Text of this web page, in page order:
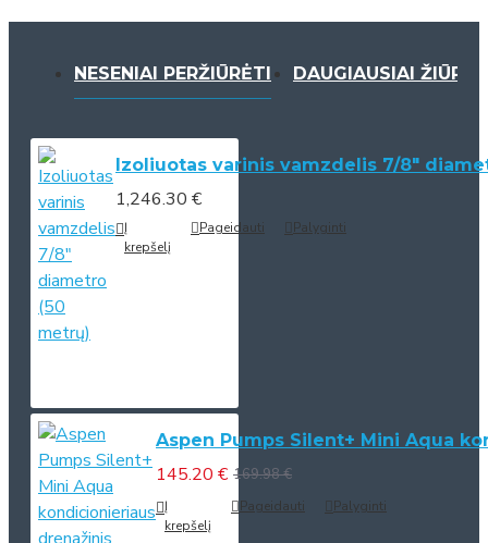
NESENIAI PERŽIŪRĖTI DAUGIAUSIAI
Izoliuotas varinis vamzdelis 7/8"
1,246.30 €
Į
krepšelį
Pageidauti Palyginti
Aspen Pumps Silent+ Mini Aqua
145.20 € 169.98 €
Į
krepšelį
Pageidauti Palyginti